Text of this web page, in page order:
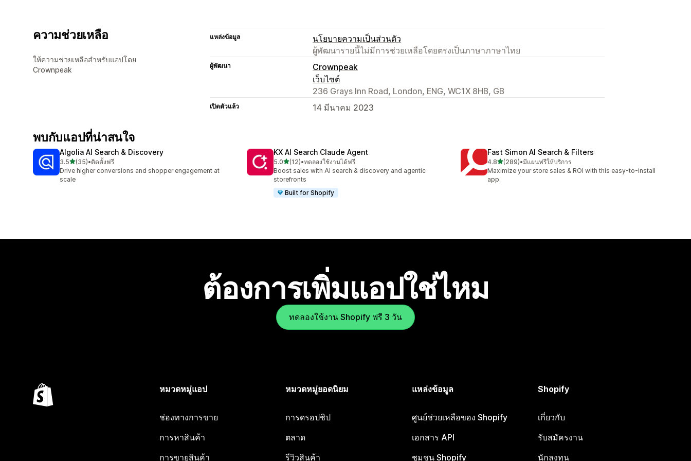
ความช่วยเหลือ
ให้ความช่วยเหลือสำหรับแอปโดย
Crownpeak
แหล่งข้อมูล
นโยบายความเป็นส่วนตัว
ผู้พัฒนารายนี้ไม่มีการช่วยเหลือโดยตรงเป็นภาษาภาษาไทย
ผู้พัฒนา
Crownpeak
เว็บไซต์
236 Grays Inn Road, London, ENG, WC1X 8HB, GB
เปิดตัวแล้ว 14 มีนาคม 2023
พบกับแอปที่น่าสนใจ
Algolia AI Search & Discovery
3.5เต็ม 5 ดาว
(35)
ทั้งหมด 35 รีวิว
•ติดตั้งฟรี
Drive higher conversions and shopper engagement at
scale
KX AI Search Claude Agent
5.0เต็ม 5 ดาว
(12)
ทั้งหมด 12 รีวิว
•ทดลองใช้งานได้ฟรี
Boost sales with AI search & discovery and agentic
storefronts
Built for Shopify
Fast Simon AI Search & Filters
4.8เต็ม 5 ดาว
(289)
ทั้งหมด 289 รีวิว
•มีแผนฟรีให้บริการ
Maximize your store sales & ROI with this easy-to-install
app.
ต้องการเพิ่มแอปใช่ไหม
ทดลองใช้งาน Shopify ฟรี 3 วัน
หมวดหมู่แอป
ช่องทางการขาย
การหาสินค้า
การขายสินค้า
หมวดหมู่ยอดนิยม
การดรอปชิป
ตลาด
รีวิวสินค้า
แหล่งข้อมูล
ศูนย์ช่วยเหลือของ Shopify
เอกสาร API
ชุมชน Shopify
Shopify
เกี่ยวกับ
รับสมัครงาน
นักลงทุน